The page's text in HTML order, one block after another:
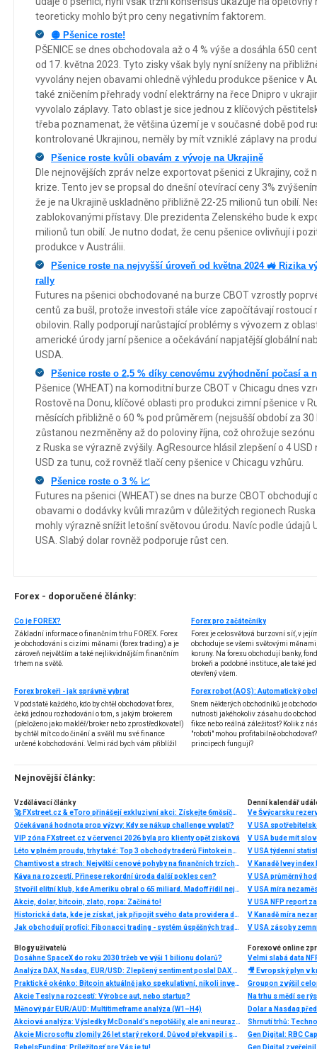
teoreticky mohlo být pro ceny negativním faktorem.
🟡 Pšenice roste!
PŠENICE se dnes obchodovala až o 4 % výše a dosáhla 650
od 17. května 2023. Tyto zisky však byly nyní sníženy na
vyvolány nejen obavami ohledně výhledu produkce pšenice v
také zničením přehrady vodní elektrárny na řece Dnipro v
vyvolalo záplavy. Tato oblast je sice jednou z klíčových
třeba poznamenat, že většina území je v současné době pod
kontrolované Ukrajinou, neměly by mít vzniklé záplavy na
Pšenice roste kvůli obavám z vývoje na Ukrajině
Dle nejnovějších zpráv nelze exportovat pšenici z Ukrajiny,
krize. Tento jev se propsal do dnešní otevírací ceny 3%
že je na Ukrajině uskladněno přibližně 22-25 milionů tun obilí.
zablokovanými přístavy. Dle prezidenta Zelenského bude k
milionů tun obilí. Je nutno dodat, že cenu pšenice ovlivňují i
produkce v Austrálii.
Pšenice roste na nejvyšší úroveň od května 2024 🚜 Rizika
rally
Futures na pšenici obchodované na burze CBOT vzrostly
centů za bušl, protože investoři stále více započítávají rostoucí
obilovin. Rally podporují narůstající problémy s vývozem z
americké úrody jarní pšenice a očekávání napjatější globální
USDA.
Pšenice roste o 2,5 % díky cenovému zvýhodnění počasí a
Pšenice (WHEAT) na komoditní burze CBOT v Chicagu dnes
Rostově na Donu, klíčové oblasti pro produkci zimní pšenice v
měsících přibližně o 60 % pod průměrem (nejsušší období za
zůstanou nezměněny až do poloviny října, což ohrožuje
z Ruska se výrazně zvýšily. AgResource hlásil zlepšení o 4
USD za tunu, což rovněž tlačí ceny pšenice v Chicagu vzhůru.
Pšenice roste o 3 % 📈
Futures na pšenici (WHEAT) se dnes na burze CBOT obchodují
obavami o dodávky kvůli mrazům v důležitých regionech
mohly výrazně snížit letošní světovou úrodu. Navíc podle údajů
USA. Slabý dolar rovněž podporuje růst cen.
Forex - doporučené články:
Co je FOREX?
Základní informace o finančním trhu FOREX. Forex
je obchodování s cizími měnami (forex trading) a je
zároveň největším a také nejlikvidnějším finančním
trhem na světě.
Forex pro začátečníky
Forex je celosvětová burzovní síť, v
obchoduje se všemi světovými
koruny. Na forexu obchodují banky,
brokeři a podobné instituce, ale také
otevřený všem.
Forex brokeři - jak správně vybrat
V podstatě každého, kdo by chtěl obchodovat forex,
čeká jednou rozhodování o tom, s jakým brokerem
(přeloženo jako makléř/broker nebo zprostředkovatel)
by chtěl mít co do činění a svěřil mu své finance
určené k obchodování. Velmi rád bych vám přiblížil
několik příkladů nejznámějších z nich.
Snem některých obchodníků je
nutnosti jakéhokoliv zásahu do
fikce nebo reálná záležitost? Kolik z
"roboti" mohou profitabilně
principech fungují?
Nejnovější články:
Vzdělávací články
🚀 FXstreet.cz & eToro přinášejí exkluzivní akci: Získejte 6měsíční členství ve VIP zóně ZDARMA
Očekávaná hodnota prop výzvy: Kdy se nákup challenge vyplatí?
VIP zóna FXstreet.cz v červenci 2026 byla pro klienty opět zisková
Léto v plném proudu, trhy také: Top 3 obchody traderů Fintokei na indexech a zlatě
Chamtivost a strach: Největší cenové pohyby na finančních trzích (červenec 2026)
Káva na rozcestí. Přinese rekordní úroda další pokles cen?
Stvořil elitní klub, kde Ameriku obral o 65 miliard. Madoff řídil největší Ponzi dějin
Akcie, dolar, bitcoin, zlato, ropa: Začíná to!
Historická data, kde je získat, jak připojit svého data providera do MultiCharts a proč je budeme potřebovat? (4. díl)
Jak obchodují profíci: Fibonacci trading - systém úspěšných traderů
Denní kalendář
Ve Švýcarsku
V USA
V USA bude mít
V USA týdenní
V Kanadě Ivey index
V USA průměrný
V USA míra
V USA NFP report
V Kanadě míra
V USA zásoby
Blogy uživatelů
Dosáhne SpaceX do roku 2030 tržeb ve výši 1 bilionu dolarů?
Analýza DAX, Nasdaq, EUR/USD: Zlepšený sentiment poslal DAX na nová maxima
Praktické okénko: Bitcoin aktuálně jako spekulativní, nikoli investiční aktivum
Akcie Tesly na rozcestí: Výrobce aut, nebo startup?
Měnový pár EUR/AUD: Multitimeframe analýza (W1–H4)
Akciová analýza: Výsledky McDonald’s nepotěšily, ale ani neurazily. Jakou vizi společnost prezentovala?
Akcie Microsoftu zlomily 26 let starý rekord. Důvod překvapil i samotné investory
Forexové online
Velmi slabá data
🎥 Evropský plyn v
Dolar a Nasdaq